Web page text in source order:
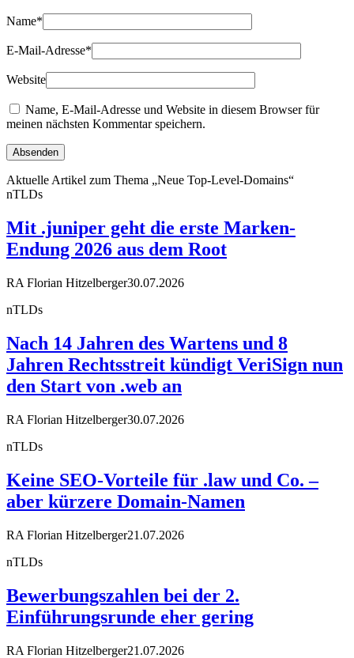
Name*
E-Mail-Adresse*
Website
Name, E-Mail-Adresse und Website in diesem Browser für
meinen nächsten Kommentar speichern.
Aktuelle Artikel zum Thema „Neue Top-Level-Domains“
nTLDs
Mit .juniper geht die erste Marken-
Endung 2026 aus dem Root
RA Florian Hitzelberger30.07.2026
nTLDs
Nach 14 Jahren des Wartens und 8
Jahren Rechtsstreit kündigt VeriSign nun
den Start von .web an
RA Florian Hitzelberger30.07.2026
nTLDs
Keine SEO-Vorteile für .law und Co. –
aber kürzere Domain-Namen
RA Florian Hitzelberger21.07.2026
nTLDs
Bewerbungszahlen bei der 2.
Einführungsrunde eher gering
RA Florian Hitzelberger21.07.2026